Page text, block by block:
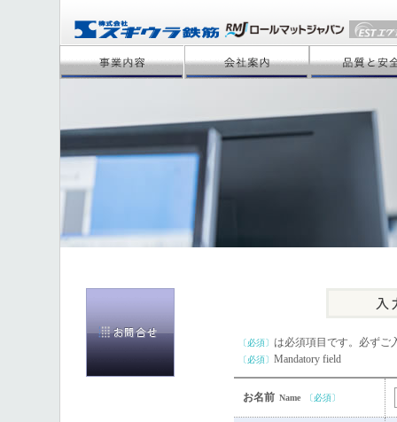
〔必須〕 は必須項目です。必ずご
〔必須〕 Mandatory field
お名前 Name 〔必須〕